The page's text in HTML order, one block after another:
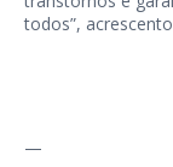
todos”,
—